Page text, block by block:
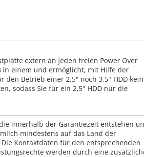
extern an jeden freien Power Over
in einem und ermöglicht, mit Hilfe der
den Betrieb einer 2,5" noch 3,5" HDD kein
sodass Sie für ein 2,5" HDD nur die
innerhalb der Garantiezeit entstehen
mindestens auf das Land der
Kontaktdaten für den entsprechenden
werden durch eine